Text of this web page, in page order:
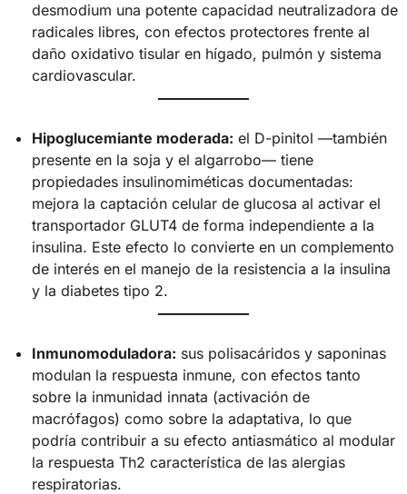
desmodium una potente capacidad neutralizadora de
radicales libres, con efectos protectores frente al
daño oxidativo tisular en hígado, pulmón y sistema
cardiovascular.
Hipoglucemiante moderada: el D-pinitol —también
presente en la soja y el algarrobo— tiene
propiedades insulinomiméticas documentadas:
mejora la captación celular de glucosa al activar el
transportador GLUT4 de forma independiente a la
insulina. Este efecto lo convierte en un complemento
de interés en el manejo de la resistencia a la insulina
y la diabetes tipo 2.
Inmunomoduladora: sus polisacáridos y saponinas
modulan la respuesta inmune, con efectos tanto
sobre la inmunidad innata (activación de
macrófagos) como sobre la adaptativa, lo que
podría contribuir a su efecto antiasmático al modular
la respuesta Th2 característica de las alergias
respiratorias.